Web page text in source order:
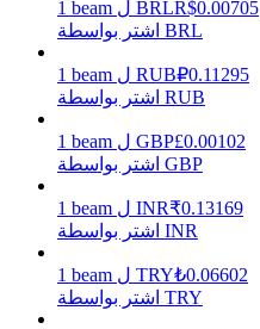
استراتيجيات التداول
تعلم كيفية البقاء مربحة
يكسب
1 beam ل BRLR$0.00705
اشتر بواسطة BRL
1 beam ل RUB₽0.11295
اشتر بواسطة RUB
1 beam ل GBP£0.00102
اشتر بواسطة GBP
1 beam ل INR₹0.13169
اشتر بواسطة INR
1 beam ل TRY₺0.06602
اشتر بواسطة TRY